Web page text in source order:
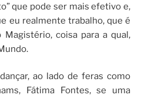
que pode ser mais efetivo e,
eu realmente trabalho, que é
Magistério, coisa para a qual,
ao lado de feras como
Fátima Fontes, se uma